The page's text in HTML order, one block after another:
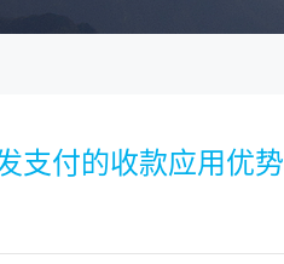
支付的收款应用优势